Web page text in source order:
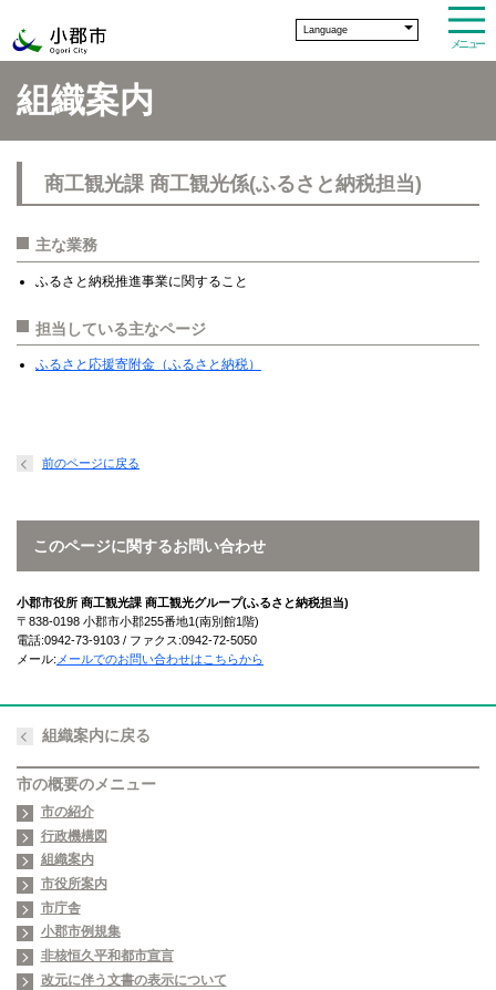
Language
メニュー
組織案内
商工観光課 商工観光係(ふるさと納税担当)
主な業務
ふるさと納税推進事業に関すること
担当している主なページ
ふるさと応援寄附金（ふるさと納税）
前のページに戻る
このページに関するお問い合わせ
小郡市役所 商工観光課 商工観光グループ(ふるさと納税担当)
〒838-0198 小郡市小郡255番地1(南別館1階)
電話:0942-73-9103 / ファクス:0942-72-5050
メール: メールでのお問い合わせはこちらから
組織案内に戻る
市の概要のメニュー
市の紹介
行政機構図
組織案内
市役所案内
市庁舎
小郡市例規集
非核恒久平和都市宣言
改元に伴う文書の表示について